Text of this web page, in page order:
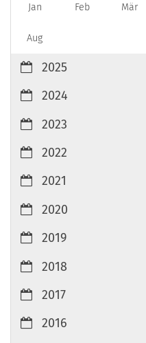
Jan Feb Mär
Aug
2025
2024
2023
2022
2021
2020
2019
2018
2017
2016